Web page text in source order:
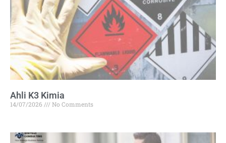
Ahli K3 Kimia
14/07/2026 No Comments